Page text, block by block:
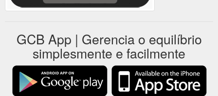
GCB App | Gerencia o equilíbrio
simplesmente e facilmente